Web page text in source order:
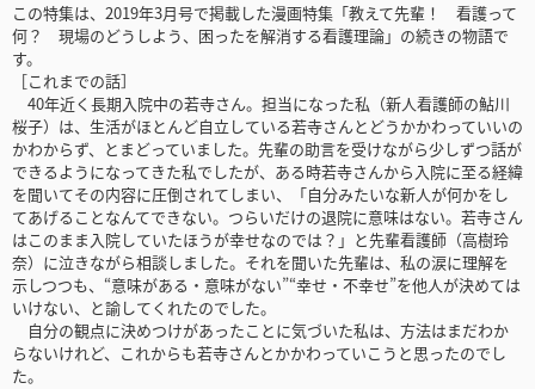
この特集は、2019年3月号で掲載した漫画特集「教えて先輩！ 看護って
何？ 現場のどうしよう、困ったを解消する看護理論」の続きの物語で
す。
［これまでの話］
40年近く長期入院中の若寺さん。担当になった私（新人看護師の鮎川
桜子）は、生活がほとんど自立している若寺さんとどうかかわっていいの
かわからず、とまどっていました。先輩の助言を受けながら少しずつ話が
できるようになってきた私でしたが、ある時若寺さんから入院に至る経緯
を聞いてその内容に圧倒されてしまい、「自分みたいな新人が何かをし
てあげることなんてできない。つらいだけの退院に意味はない。若寺さん
はこのまま入院していたほうが幸せなのでは？」と先輩看護師（高樹玲
奈）に泣きながら相談しました。それを聞いた先輩は、私の涙に理解を
示しつつも、“意味がある・意味がない”“幸せ・不幸せ”を他人が決めては
いけない、と諭してくれたのでした。
自分の観点に決めつけがあったことに気づいた私は、方法はまだわか
らないけれど、これからも若寺さんとかかわっていこうと思ったのでし
た。